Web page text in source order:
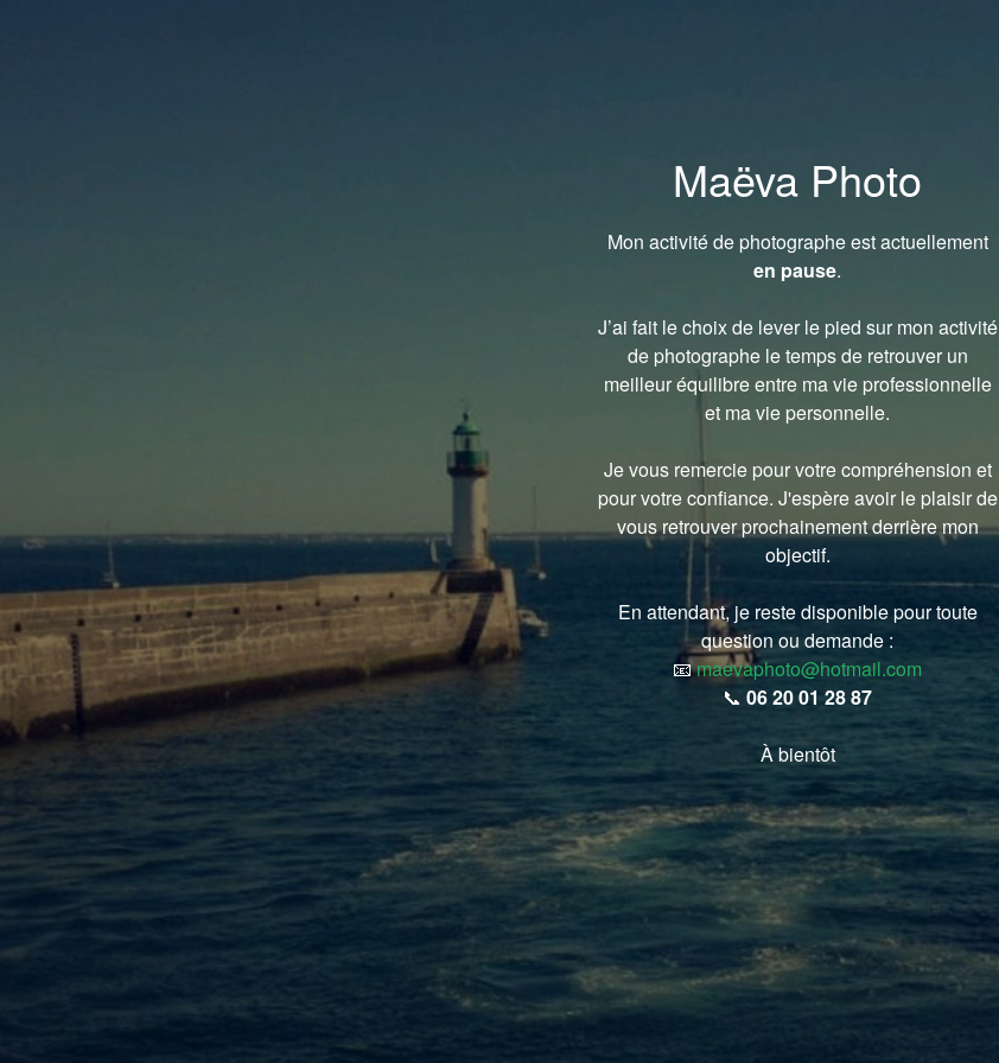
Maëva Photo
Mon activité de photographe est actuellement
en pause.
J’ai fait le choix de lever le pied sur mon activité
de photographe le temps de retrouver un
meilleur équilibre entre ma vie professionnelle
et ma vie personnelle.
Je vous remercie pour votre compréhension et
pour votre confiance. J'espère avoir le plaisir de
vous retrouver prochainement derrière mon
objectif.
En attendant, je reste disponible pour toute
question ou demande :
📧maevaphoto@hotmail.com
📞 06 20 01 28 87
À bientôt